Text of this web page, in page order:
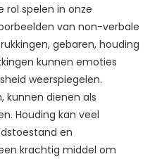
rol spelen in onze
van non-verbale
gebaren, houding
kunnen emoties
weerspiegelen.
kunnen dienen als
Houding kan veel
en
krachtig middel om